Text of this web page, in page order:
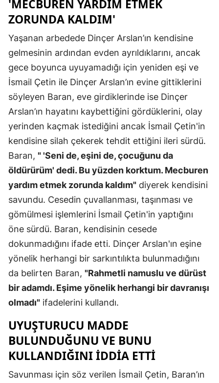
Siirt
Sinop
Sivas
Tekirdağ
Tokat
Trabzon
Şanlıurfa
Uşak
Van
Zonguldak
Aksaray
Şırnak
'MECBUREN YARDIM ETMEK
ZORUNDA KALDIM'
Yaşanan arbedede Dinçer Arslan’ın kendisine
gelmesinin ardından evden ayrıldıklarını, ancak
gece boyunca uyuyamadığı için yeniden eşi ve
İsmail Çetin ile Dinçer Arslan’ın evine gittiklerini
söyleyen Baran, eve girdiklerinde ise Dinçer
Arslan’ın hayatını kaybettiğini gördüklerini, olay
yerinden kaçmak istediğini ancak İsmail Çetin'in
kendisine silah çekerek tehdit ettiğini ileri sürdü.
Baran, " 'Seni de, eşini de, çocuğunu da
öldürürüm' dedi. Bu yüzden korktum. Mecburen
yardım etmek zorunda kaldım" diyerek kendisini
savundu. Cesedin çuvallanması, taşınması ve
gömülmesi işlemlerini İsmail Çetin'in yaptığını
öne sürdü. Baran, kendisinin cesede
dokunmadığını ifade etti. Dinçer Arslan'ın eşine
yönelik herhangi bir sarkıntılıkta bulunmadığını
da belirten Baran, "Rahmetli namuslu ve dürüst
bir adamdı. Eşime yönelik herhangi bir davranışı
olmadı" ifadelerini kullandı.
UYUŞTURUCU MADDE
BULUNDUĞUNU VE BUNU
KULLANDIĞINI IDDIA ETTI
Savunması için söz verilen İsmail Çetin, Baran’ın